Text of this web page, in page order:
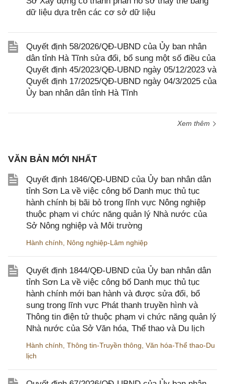
dữ liệu dựa trên các cơ sở dữ liệu
Quyết định 58/2026/QĐ-UBND của Ủy ban nhân
dân tỉnh Hà Tĩnh sửa đổi, bổ sung một số điều của
Quyết định 45/2023/QĐ-UBND ngày 05/12/2023 và
Quyết định 17/2025/QĐ-UBND ngày 04/3/2025 của
Ủy ban nhân dân tỉnh Hà Tĩnh
Xem thêm
VĂN BẢN MỚI NHẤT
Quyết định 1846/QĐ-UBND của Ủy ban nhân dân
tỉnh Sơn La về việc công bố Danh mục thủ tục
hành chính bị bãi bỏ trong lĩnh vực Nông nghiệp
thuộc phạm vi chức năng quản lý Nhà nước của
Sở Nông nghiệp và Môi trường
Hành chính Nông nghiệp-Lâm nghiệp
Quyết định 1844/QĐ-UBND của Ủy ban nhân dân
tỉnh Sơn La về việc công bố Danh mục thủ tục
hành chính mới ban hành và được sửa đổi, bổ
sung trong lĩnh vực Phát thanh truyền hình và
Thông tin điện tử thuộc phạm vi chức năng quản lý
Nhà nước của Sở Văn hóa, Thể thao và Du lịch
Hành chính Thông tin-Truyền thông Văn hóa-Thể thao-Du
lịch